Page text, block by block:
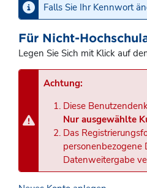
Falls Sie Ihr Kennwort
Für Nicht-
Legen Sie Sich mit Klick auf
Achtung:
Diese
Nur ausgewählte
Das
personenbezogene
Datenweitergabe